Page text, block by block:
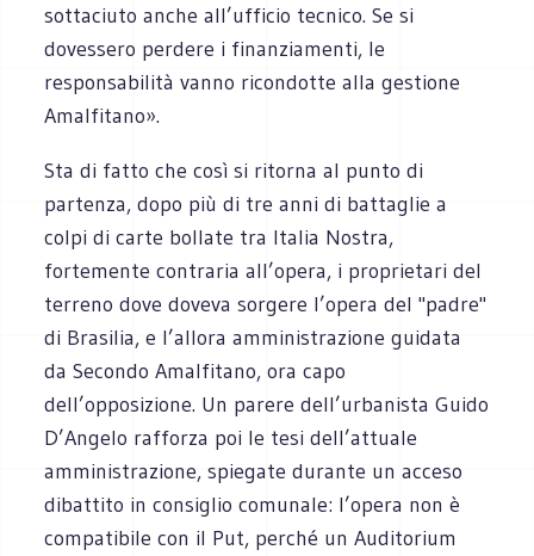
sottaciuto anche all’ufficio tecnico. Se si
dovessero perdere i finanziamenti, le
responsabilità vanno ricondotte alla gestione
Amalfitano».
Sta di fatto che così si ritorna al punto di
partenza, dopo più di tre anni di battaglie a
colpi di carte bollate tra Italia Nostra,
fortemente contraria all’opera, i proprietari del
terreno dove doveva sorgere l’opera del "padre"
di Brasilia, e l’allora amministrazione guidata
da Secondo Amalfitano, ora capo
dell’opposizione. Un parere dell’urbanista Guido
D’Angelo rafforza poi le tesi dell’attuale
amministrazione, spiegate durante un acceso
dibattito in consiglio comunale: l’opera non è
compatibile con il Put, perché un Auditorium